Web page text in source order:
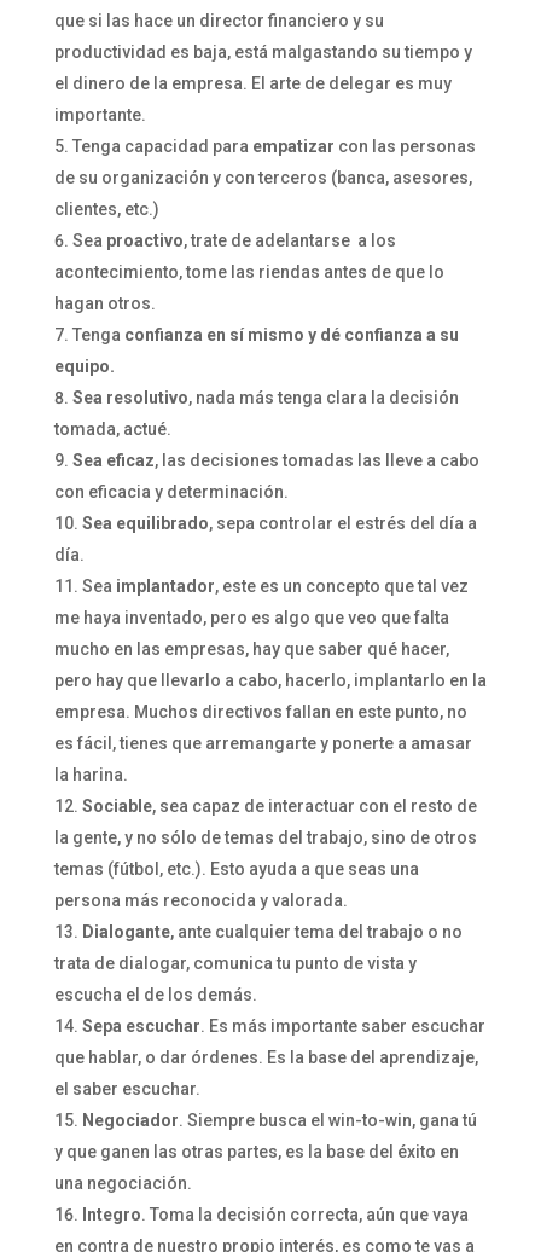
que si las hace un director financiero y su
productividad es baja, está malgastando su tiempo y
el dinero de la empresa. El arte de delegar es muy
importante.
Tenga capacidad para empatizar con las personas
de su organización y con terceros (banca, asesores,
clientes, etc.)
Sea proactivo, trate de adelantarse a los
acontecimiento, tome las riendas antes de que lo
hagan otros.
Tenga confianza en sí mismo y dé confianza a su
equipo.
Sea resolutivo, nada más tenga clara la decisión
tomada, actué.
Sea eficaz, las decisiones tomadas las lleve a cabo
con eficacia y determinación.
Sea equilibrado, sepa controlar el estrés del día a
día.
Sea implantador, este es un concepto que tal vez
me haya inventado, pero es algo que veo que falta
mucho en las empresas, hay que saber qué hacer,
pero hay que llevarlo a cabo, hacerlo, implantarlo en la
empresa. Muchos directivos fallan en este punto, no
es fácil, tienes que arremangarte y ponerte a amasar
la harina.
Sociable, sea capaz de interactuar con el resto de
la gente, y no sólo de temas del trabajo, sino de otros
temas (fútbol, etc.). Esto ayuda a que seas una
persona más reconocida y valorada.
Dialogante, ante cualquier tema del trabajo o no
trata de dialogar, comunica tu punto de vista y
escucha el de los demás.
Sepa escuchar. Es más importante saber escuchar
que hablar, o dar órdenes. Es la base del aprendizaje,
el saber escuchar.
Negociador. Siempre busca el win-to-win, gana tú
y que ganen las otras partes, es la base del éxito en
una negociación.
Integro. Toma la decisión correcta, aún que vaya
en contra de nuestro propio interés, es como te vas a